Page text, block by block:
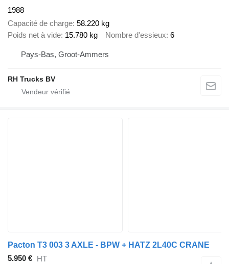
1988
Capacité de charge 58.220 kg
Poids net à vide 15.780 kg Nombre d'essieux 6
Pays-Bas, Groot-Ammers
RH Trucks BV
Pacton T3 003 3 AXLE - BPW + HATZ 2L40C CRANE
5.950 € HT